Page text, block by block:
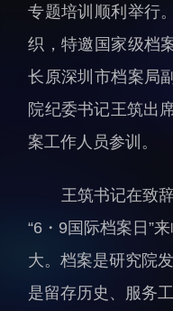
人才概况
人才介绍
人才招聘
博士后
专题培训顺利举行
织，特邀国家级档
长原深圳市档案局
院纪委书记王筑出
案工作人员参训。
王筑书记在致
“6・9国际档案日”
大。档案是研究院
是留存历史、服务